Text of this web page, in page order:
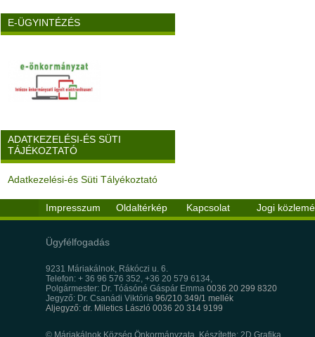
E-ÜGYINTÉZÉS
ADATKEZELÉSI-ÉS SÜTI
TÁJÉKOZTATÓ
Adatkezelési-és Süti Tályékoztató
Impresszum Oldaltérkép Kapcsolat Jogi
Ügyfélfogadás
9231 Máriakálnok, Rákóczi u. 6.
Telefon: + 36 96 576 352, +36 20 579 6134,
Polgármester: Dr. Tóásóné Gáspár Emma 0036 20 299 8320
Jegyző: Dr. Csanádi Viktória 96/210 349/1 mellék
Aljegyző: dr. Miletics László 0036 20 314 9199
© Máriakálnok Község Önkormányzata, Készítette: 2D Grafika